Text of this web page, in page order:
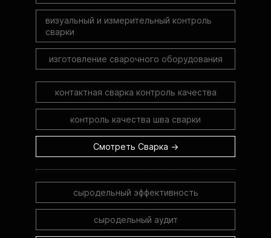
визуальный и измерительный контроль
сварки
изготовление сварочного оборудования
контактная сварка контроль качества
контроль качества шва сварки
Смотреть Сварка →
сыродельный эффективность
сыродельный аудит